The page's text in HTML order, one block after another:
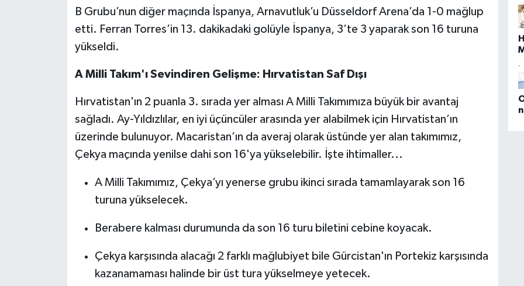
B Grubu’nun diğer maçında İspanya, Arnavutluk’u Düsseldorf Arena’da 1-0 mağlup
etti. Ferran Torres’in 13. dakikadaki golüyle İspanya, 3’te 3 yaparak son 16 turuna
yükseldi.
A Milli Takım'ı Sevindiren Gelişme: Hırvatistan Saf Dışı
Hırvatistan'ın 2 puanla 3. sırada yer alması A Milli Takımımıza büyük bir avantaj
sağladı. Ay-Yıldızlılar, en iyi üçüncüler arasında yer alabilmek için Hırvatistan’ın
üzerinde bulunuyor. Macaristan’ın da averaj olarak üstünde yer alan takımımız,
Çekya maçında yenilse dahi son 16'ya yükselebilir. İşte ihtimaller...
A Milli Takımımız, Çekya’yı yenerse grubu ikinci sırada tamamlayarak son 16
turuna yükselecek.
Berabere kalması durumunda da son 16 turu biletini cebine koyacak.
Çekya karşısında alacağı 2 farklı mağlubiyet bile Gürcistan'ın Portekiz karşısında
kazanamaması halinde bir üst tura yükselmeye yetecek.